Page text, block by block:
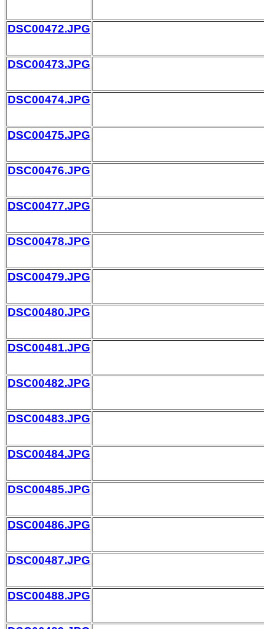
DSC00472.JPG
DSC00473.JPG
DSC00474.JPG
DSC00475.JPG
DSC00476.JPG
DSC00477.JPG
DSC00478.JPG
DSC00479.JPG
DSC00480.JPG
DSC00481.JPG
DSC00482.JPG
DSC00483.JPG
DSC00484.JPG
DSC00485.JPG
DSC00486.JPG
DSC00487.JPG
DSC00488.JPG